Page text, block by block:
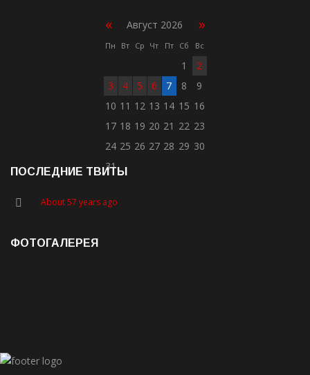
« Август 2026 »
Пн Вт Ср Чт Пт Сб Вс
1
2
3
4 5 6 7 8
9
10 11 12 13 14 15 16
17 18 19 20 21 22 23
24 25 26 27 28 29 30
31
ПОСЛЕДНИЕ ТВИТЫ
About 57 years ago
ФОТОГАЛЕРЕЯ